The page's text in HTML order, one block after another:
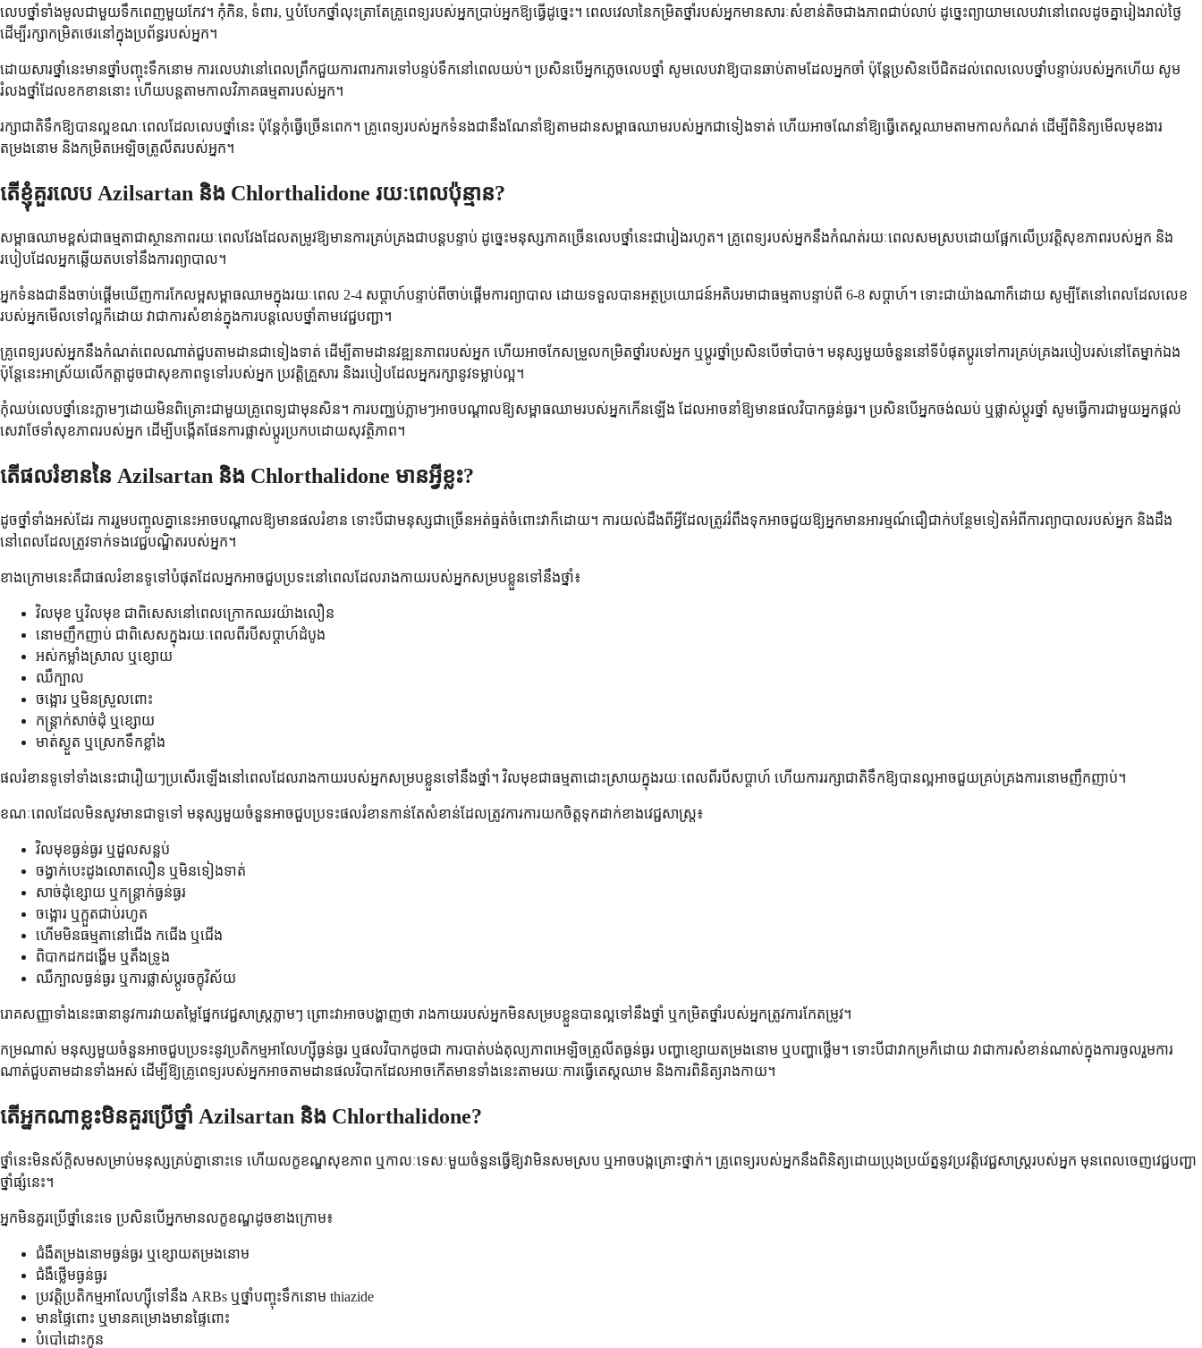
លេបថ្នាំទាំងមូលជាមួយទឹកពេញមួយកែវ។ កុំកិន, ទំពារ, ឬបំបែកថ្នាំលុះត្រាតែគ្រូពេទ្យរបស់អ្នកប្រាប់អ្នកឱ្យធ្វើដូច្នេះ។ ពេលវេលានៃកម្រិតថ្នាំរបស់អ្នកមានសារៈសំខាន់តិចជាងភាពជាប់លាប់ ដូច្នេះព្យាយាមលេបវានៅពេលដូចគ្នារៀងរាល់ថ្ងៃ
ដើម្បីរក្សាកម្រិតថេរនៅក្នុងប្រព័ន្ធរបស់អ្នក។
ដោយសារថ្នាំនេះមានថ្នាំបញ្ចុះទឹកនោម ការលេបវានៅពេលព្រឹកជួយការពារការទៅបន្ទប់ទឹកនៅពេលយប់។ ប្រសិនបើអ្នកភ្លេចលេបថ្នាំ សូមលេបវាឱ្យបានឆាប់តាមដែលអ្នកចាំ ប៉ុន្តែប្រសិនបើជិតដល់ពេលលេបថ្នាំបន្ទាប់របស់អ្នកហើយ សូម
រំលងថ្នាំដែលខកខាននោះ ហើយបន្តតាមកាលវិភាគធម្មតារបស់អ្នក។
រក្សាជាតិទឹកឱ្យបានល្អខណៈពេលដែលលេបថ្នាំនេះ ប៉ុន្តែកុំធ្វើច្រើនពេក។ គ្រូពេទ្យរបស់អ្នកទំនងជានឹងណែនាំឱ្យតាមដានសម្ពាធឈាមរបស់អ្នកជាទៀងទាត់ ហើយអាចណែនាំឱ្យធ្វើតេស្តឈាមតាមកាលកំណត់ ដើម្បីពិនិត្យមើលមុខងារ
តម្រងនោម និងកម្រិតអេឡិចត្រូលីតរបស់អ្នក។
តើខ្ញុំគួរលេប Azilsartan និង Chlorthalidone រយៈពេលប៉ុន្មាន?
សម្ពាធឈាមខ្ពស់ជាធម្មតាជាស្ថានភាពរយៈពេលវែងដែលតម្រូវឱ្យមានការគ្រប់គ្រងជាបន្តបន្ទាប់ ដូច្នេះមនុស្សភាគច្រើនលេបថ្នាំនេះជារៀងរហូត។ គ្រូពេទ្យរបស់អ្នកនឹងកំណត់រយៈពេលសមស្របដោយផ្អែកលើប្រវត្តិសុខភាពរបស់អ្នក និង
របៀបដែលអ្នកឆ្លើយតបទៅនឹងការព្យាបាល។
អ្នកទំនងជានឹងចាប់ផ្តើមឃើញការកែលម្អសម្ពាធឈាមក្នុងរយៈពេល 2-4 សប្តាហ៍បន្ទាប់ពីចាប់ផ្តើមការព្យាបាល ដោយទទួលបានអត្ថប្រយោជន៍អតិបរមាជាធម្មតាបន្ទាប់ពី 6-8 សប្តាហ៍។ ទោះជាយ៉ាងណាក៏ដោយ សូម្បីតែនៅពេលដែលលេខ
របស់អ្នកមើលទៅល្អក៏ដោយ វាជាការសំខាន់ក្នុងការបន្តលេបថ្នាំតាមវេជ្ជបញ្ជា។
គ្រូពេទ្យរបស់អ្នកនឹងកំណត់ពេលណាត់ជួបតាមដានជាទៀងទាត់ ដើម្បីតាមដានវឌ្ឍនភាពរបស់អ្នក ហើយអាចកែសម្រួលកម្រិតថ្នាំរបស់អ្នក ឬប្តូរថ្នាំប្រសិនបើចាំបាច់។ មនុស្សមួយចំនួននៅទីបំផុតប្តូរទៅការគ្រប់គ្រងរបៀបរស់នៅតែម្នាក់ឯង
ប៉ុន្តែនេះអាស្រ័យលើកត្តាដូចជាសុខភាពទូទៅរបស់អ្នក ប្រវត្តិគ្រួសារ និងរបៀបដែលអ្នករក្សានូវទម្លាប់ល្អ។
កុំឈប់លេបថ្នាំនេះភ្លាមៗដោយមិនពិគ្រោះជាមួយគ្រូពេទ្យជាមុនសិន។ ការបញ្ឈប់ភ្លាមៗអាចបណ្តាលឱ្យសម្ពាធឈាមរបស់អ្នកកើនឡើង ដែលអាចនាំឱ្យមានផលវិបាកធ្ងន់ធ្ងរ។ ប្រសិនបើអ្នកចង់ឈប់ ឬផ្លាស់ប្តូរថ្នាំ សូមធ្វើការជាមួយអ្នកផ្តល់
សេវាថែទាំសុខភាពរបស់អ្នក ដើម្បីបង្កើតផែនការផ្លាស់ប្តូរប្រកបដោយសុវត្ថិភាព។
តើផលរំខាននៃ Azilsartan និង Chlorthalidone មានអ្វីខ្លះ?
ដូចថ្នាំទាំងអស់ដែរ ការរួមបញ្ចូលគ្នានេះអាចបណ្តាលឱ្យមានផលរំខាន ទោះបីជាមនុស្សជាច្រើនអត់ធ្មត់ចំពោះវាក៏ដោយ។ ការយល់ដឹងពីអ្វីដែលត្រូវរំពឹងទុកអាចជួយឱ្យអ្នកមានអារម្មណ៍ជឿជាក់បន្ថែមទៀតអំពីការព្យាបាលរបស់អ្នក និងដឹង
នៅពេលដែលត្រូវទាក់ទងវេជ្ជបណ្ឌិតរបស់អ្នក។
ខាង​ក្រោម​នេះ​គឺ​ជា​ផល​រំខាន​ទូទៅ​បំផុត​ដែល​អ្នក​អាច​ជួប​ប្រទះ​នៅ​ពេល​ដែល​រាងកាយ​របស់​អ្នក​សម្រប​ខ្លួន​ទៅ​នឹង​ថ្នាំ៖
វិលមុខ ឬវិលមុខ ជាពិសេសនៅពេលក្រោកឈរយ៉ាងលឿន
នោមញឹកញាប់ ជាពិសេសក្នុងរយៈពេលពីរបីសប្តាហ៍ដំបូង
អស់កម្លាំងស្រាល ឬខ្សោយ
ឈឺក្បាល
ចង្អោរ ឬមិនស្រួលពោះ
កន្ត្រាក់សាច់ដុំ ឬខ្សោយ
មាត់ស្ងួត ឬស្រេកទឹកខ្លាំង
ផលរំខានទូទៅទាំងនេះជារឿយៗប្រសើរឡើងនៅពេលដែលរាងកាយរបស់អ្នកសម្របខ្លួនទៅនឹងថ្នាំ។ វិលមុខជាធម្មតាដោះស្រាយក្នុងរយៈពេលពីរបីសប្តាហ៍ ហើយការរក្សាជាតិទឹកឱ្យបានល្អអាចជួយគ្រប់គ្រងការនោមញឹកញាប់។
ខណៈពេលដែលមិនសូវមានជាទូទៅ មនុស្សមួយចំនួនអាចជួបប្រទះផលរំខានកាន់តែសំខាន់ដែលត្រូវការការយកចិត្តទុកដាក់ខាងវេជ្ជសាស្ត្រ៖
វិលមុខធ្ងន់ធ្ងរ ឬដួលសន្លប់
ចង្វាក់បេះដូងលោតលឿន ឬមិនទៀងទាត់
សាច់ដុំខ្សោយ ឬកន្ត្រាក់ធ្ងន់ធ្ងរ
ចង្អោរ ឬក្អួតជាប់រហូត
ហើមមិនធម្មតានៅជើង កជើង ឬជើង
ពិបាកដកដង្ហើម ឬតឹងទ្រូង
ឈឺក្បាលធ្ងន់ធ្ងរ ឬការផ្លាស់ប្តូរចក្ខុវិស័យ
រោគសញ្ញាទាំងនេះធានានូវការវាយតម្លៃផ្នែកវេជ្ជសាស្ត្រភ្លាមៗ ព្រោះវាអាចបង្ហាញថា រាងកាយរបស់អ្នកមិនសម្របខ្លួនបានល្អទៅនឹងថ្នាំ ឬកម្រិតថ្នាំរបស់អ្នកត្រូវការកែតម្រូវ។
កម្រណាស់ មនុស្សមួយចំនួនអាចជួបប្រទះនូវប្រតិកម្មអាលែហ្ស៊ីធ្ងន់ធ្ងរ ឬផលវិបាកដូចជា ការបាត់បង់តុល្យភាពអេឡិចត្រូលីតធ្ងន់ធ្ងរ បញ្ហាខ្សោយតម្រងនោម ឬបញ្ហាថ្លើម។ ទោះបីជាវាកម្រក៏ដោយ វាជាការសំខាន់ណាស់ក្នុងការចូលរួមការ
ណាត់ជួបតាមដានទាំងអស់ ដើម្បីឱ្យគ្រូពេទ្យរបស់អ្នកអាចតាមដានផលវិបាកដែលអាចកើតមានទាំងនេះតាមរយៈការធ្វើតេស្តឈាម និងការពិនិត្យរាងកាយ។
តើអ្នកណាខ្លះមិនគួរប្រើថ្នាំ Azilsartan និង Chlorthalidone?
ថ្នាំនេះមិនស័ក្តិសមសម្រាប់មនុស្សគ្រប់គ្នានោះទេ ហើយលក្ខខណ្ឌសុខភាព ឬកាលៈទេសៈមួយចំនួនធ្វើឱ្យវាមិនសមស្រប ឬអាចបង្កគ្រោះថ្នាក់។ គ្រូពេទ្យរបស់អ្នកនឹងពិនិត្យដោយប្រុងប្រយ័ត្ននូវប្រវត្តិវេជ្ជសាស្ត្ររបស់អ្នក មុនពេលចេញវេជ្ជបញ្ជា
ថ្នាំផ្សំនេះ។
អ្នកមិនគួរប្រើថ្នាំនេះទេ ប្រសិនបើអ្នកមានលក្ខខណ្ឌដូចខាងក្រោម៖
ជំងឺតម្រងនោមធ្ងន់ធ្ងរ ឬខ្សោយតម្រងនោម
ជំងឺថ្លើមធ្ងន់ធ្ងរ
ប្រវត្តិប្រតិកម្មអាលែហ្ស៊ីទៅនឹង ARBs ឬថ្នាំបញ្ចុះទឹកនោម thiazide
មានផ្ទៃពោះ ឬមានគម្រោងមានផ្ទៃពោះ
បំបៅដោះកូន